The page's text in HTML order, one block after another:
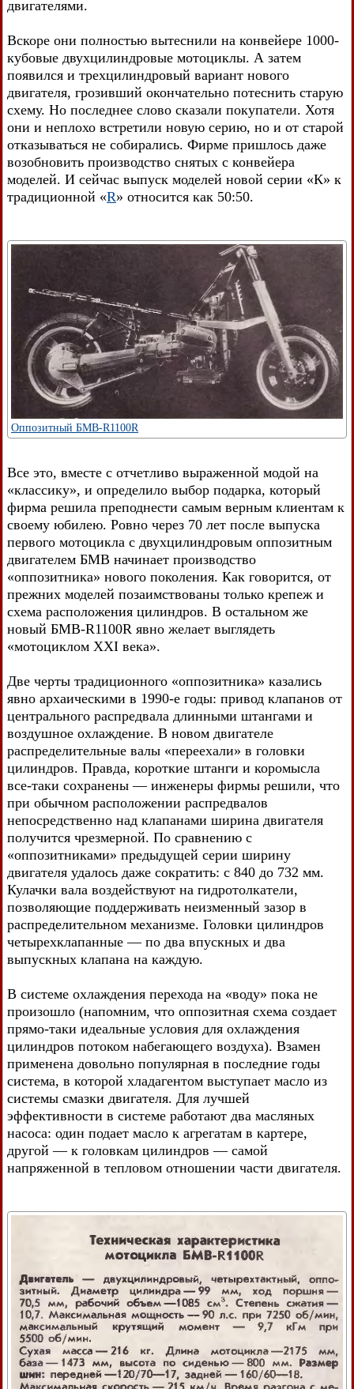
двигателями.
Вскоре они полностью вытеснили на конвейере 1000-
кубовые двухцилиндровые мотоциклы. А затем
появился и трехцилиндровый вариант нового
двигателя, грозивший окончательно потеснить старую
схему. Но последнее слово сказали покупатели. Хотя
они и неплохо встретили новую серию, но и от старой
отказываться не собирались. Фирме пришлось даже
возобновить производство снятых с конвейера
моделей. И сейчас выпуск моделей новой серии «К» к
традиционной «R» относится как 50:50.
Оппозитный БМВ-R1100R
Все это, вместе с отчетливо выраженной модой на
«классику», и определило выбор подарка, который
фирма решила преподнести самым верным клиентам к
своему юбилею. Ровно через 70 лет после выпуска
первого мотоцикла с двухцилиндровым оппозитным
двигателем БМВ начинает производство
«оппозитника» нового поколения. Как говорится, от
прежних моделей позаимствованы только крепеж и
схема расположения цилиндров. В остальном же
новый БМВ-R1100R явно желает выглядеть
«мотоциклом XXI века».
Две черты традиционного «оппозитника» казались
явно архаическими в 1990-е годы: привод клапанов от
центрального распредвала длинными штангами и
воздушное охлаждение. В новом двигателе
распределительные валы «переехали» в головки
цилиндров. Правда, короткие штанги и коромысла
все-таки сохранены — инженеры фирмы решили, что
при обычном расположении распредвалов
непосредственно над клапанами ширина двигателя
получится чрезмерной. По сравнению с
«оппозитниками» предыдущей серии ширину
двигателя удалось даже сократить: с 840 до 732 мм.
Кулачки вала воздействуют на гидротолкатели,
позволяющие поддерживать неизменный зазор в
распределительном механизме. Головки цилиндров
четырехклапанные — по два впускных и два
выпускных клапана на каждую.
В системе охлаждения перехода на «воду» пока не
произошло (напомним, что оппозитная схема создает
прямо-таки идеальные условия для охлаждения
цилиндров потоком набегающего воздуха). Взамен
применена довольно популярная в последние годы
система, в которой хладагентом выступает масло из
системы смазки двигателя. Для лучшей
эффективности в системе работают два масляных
насоса: один подает масло к агрегатам в картере,
другой — к головкам цилиндров — самой
напряженной в тепловом отношении части двигателя.